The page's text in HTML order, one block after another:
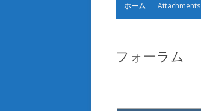
ホーム Attachments
フォーラム